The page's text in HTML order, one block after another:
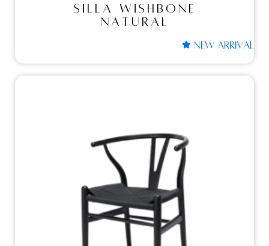
SILLA WISHBONE
NATURAL
NEW ARRIVAL
SILLA WISHBONE BLACK